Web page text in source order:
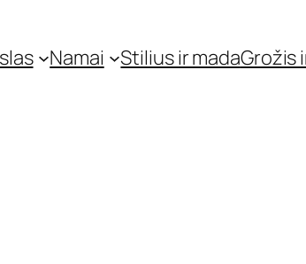
Namai Stilius ir madaGrožis